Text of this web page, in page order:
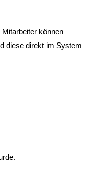
können
diese direkt im System